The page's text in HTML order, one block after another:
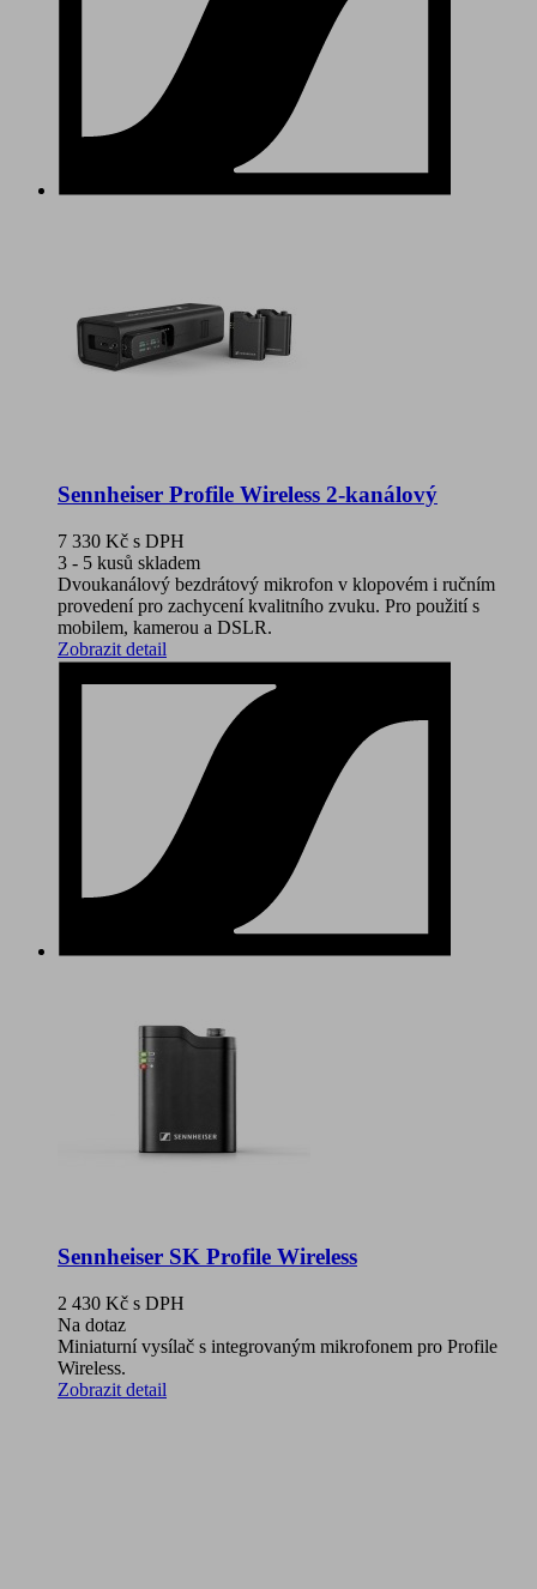
Sennheiser Profile Wireless 2-kanálový
7 330 Kč s DPH
3 - 5 kusů skladem
Dvoukanálový bezdrátový mikrofon v klopovém i ručním
provedení pro zachycení kvalitního zvuku. Pro použití s
mobilem, kamerou a DSLR.
Zobrazit detail
Sennheiser SK Profile Wireless
2 430 Kč s DPH
Na dotaz
Miniaturní vysílač s integrovaným mikrofonem pro Profile
Wireless.
Zobrazit detail